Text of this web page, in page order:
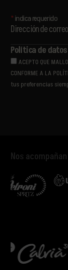
THE LIBERTINES
THE PAISLEY DAZE
THE PRODIGY
THE WOMBATS
ULTRALIGERA
VËNKMAN
VIVA SUECIA
YES AND MAYBE
*indica requerido
Dirección de
Política de datos
ACEPTO QUE
CONFORME A LA
tus preferencias
Nos acompañan